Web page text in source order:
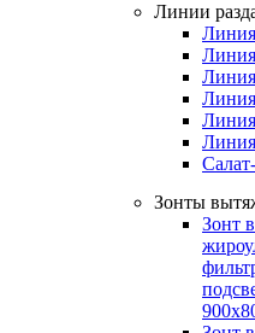
Линии
Линия
Зонты
Зонт